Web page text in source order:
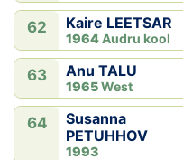
62 Kaire LEETSAR
1964Audru kool
63 Anu TALU
1965West
64
Susanna
PETUHHOV
1993